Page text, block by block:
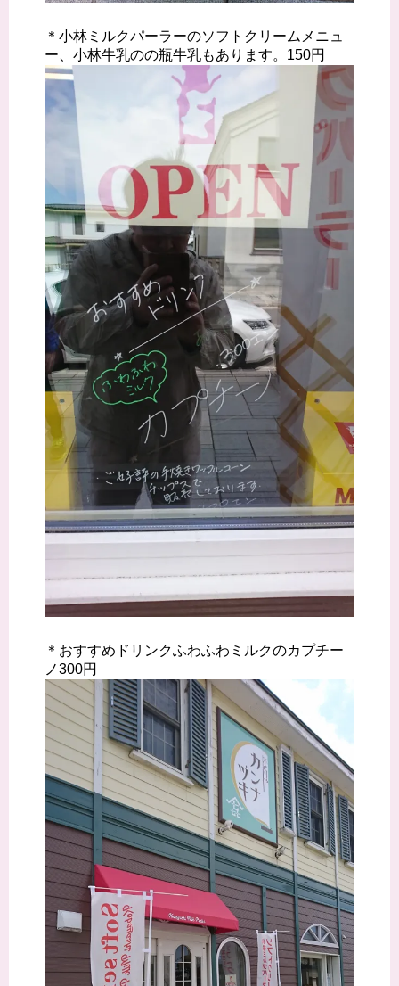
＊小林ミルクパーラーのソフトクリームメニュ
ー、小林牛乳のの瓶牛乳もあります。150円
＊おすすめドリンクふわふわミルクのカプチー
ノ300円